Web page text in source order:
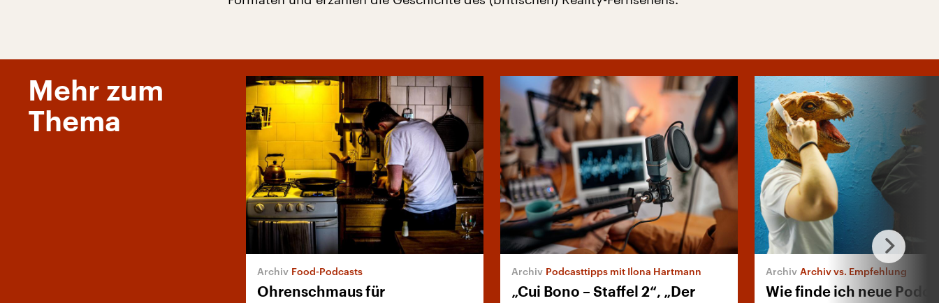
Mehr zum
Thema
Food-Podcasts
Ohrenschmaus für
Podcasttipps mit Ilona Hartmann
„Cui Bono – Staffel 2“, „Der
Archiv vs. Empfehlung
Wie finde ich neue